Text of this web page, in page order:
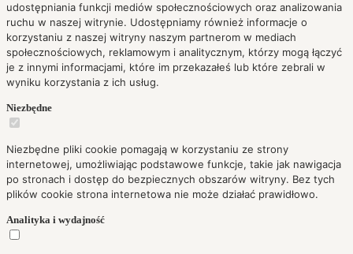
udostępniania funkcji mediów społecznościowych oraz analizowania
ruchu w naszej witrynie. Udostępniamy również informacje o
korzystaniu z naszej witryny naszym partnerom w mediach
społecznościowych, reklamowym i analitycznym, którzy mogą łączyć
je z innymi informacjami, które im przekazałeś lub które zebrali w
wyniku korzystania z ich usług.
Niezbędne
Niezbędne pliki cookie pomagają w korzystaniu ze strony
internetowej, umożliwiając podstawowe funkcje, takie jak nawigacja
po stronach i dostęp do bezpiecznych obszarów witryny. Bez tych
plików cookie strona internetowa nie może działać prawidłowo.
Analityka i wydajność